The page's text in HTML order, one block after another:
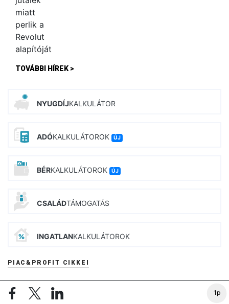
1p
TOVÁBBI HÍREK >
NYUGDÍJKALKULÁTOR
ADÓKALKULÁTOROK ÚJ
BÉRKALKULÁTOROK ÚJ
CSALÁDTÁMOGATÁS
INGATLANKALKULÁTOROK
PIAC&PROFIT CIKKEI
A Ryanair behúzza a féket a Mol által kiszemelt szerbiai
kőolajfinomító miatt